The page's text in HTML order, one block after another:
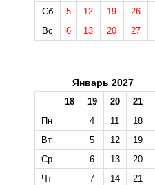
Сб
5 12 19
26
Вс
6 13 20 27
Январь 2027
18 19 20 21
Пн
4 11 18
Вт
5 12 19
Ср
6 13 20
Чт
7 14 21